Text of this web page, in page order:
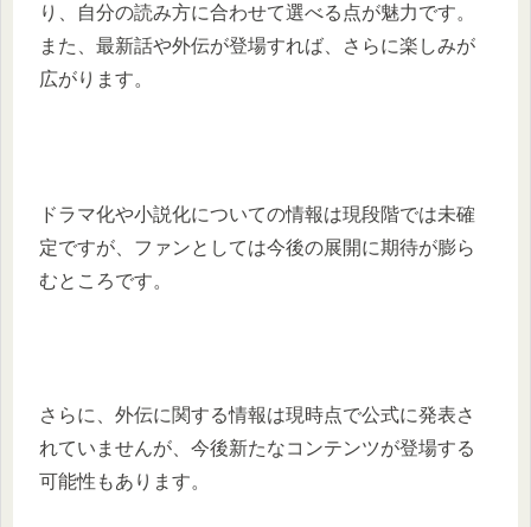
り、自分の読み方に合わせて選べる点が魅力です。
また、最新話や外伝が登場すれば、さらに楽しみが
広がります。
ドラマ化や小説化についての情報は現段階では未確
定ですが、ファンとしては今後の展開に期待が膨ら
むところです。
さらに、外伝に関する情報は現時点で公式に発表さ
れていませんが、今後新たなコンテンツが登場する
可能性もあります。